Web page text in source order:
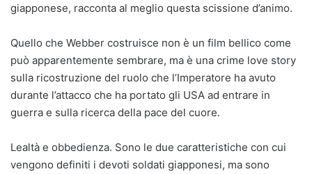
giapponese, racconta al meglio questa scissione d’animo.
Quello che Webber costruisce non è un film bellico come
può apparentemente sembrare, ma è una crime love story
sulla ricostruzione del ruolo che l’Imperatore ha avuto
durante l’attacco che ha portato gli USA ad entrare in
guerra e sulla ricerca della pace del cuore.
Lealtà e obbedienza. Sono le due caratteristiche con cui
vengono definiti i devoti soldati giapponesi, ma sono